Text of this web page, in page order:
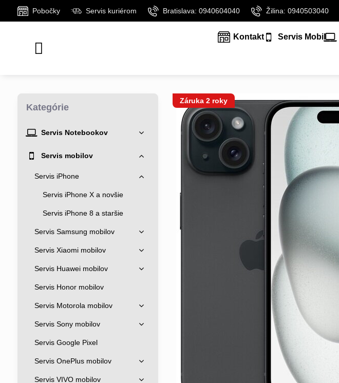
Pobočky Servis kuriérom Bratislava: 0940604040 Žilina: 0940503040
Kontakt Servis Mobil
Záruka 2 roky
Kategórie
Servis Notebookov
Servis mobilov
Servis iPhone
Servis iPhone X a novšie
Servis iPhone 8 a staršie
Servis Samsung mobilov
Servis Xiaomi mobilov
Servis Huawei mobilov
Servis Honor mobilov
Servis Motorola mobilov
Servis Sony mobilov
Servis Google Pixel
Servis OnePlus mobilov
Servis VIVO mobilov